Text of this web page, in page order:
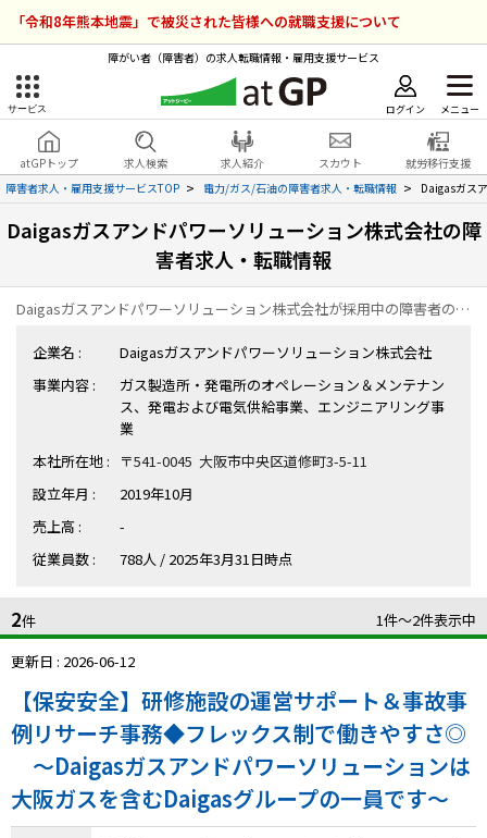
「令和8年熊本地震」で被災された皆様への就職支援について
障がい者（障害者）の求人転職情報・雇用支援サービス
サービス ログイン メニュー
atGPトップ 求人検索 求人紹介 スカウト
就労移行支援
障害者求人・雇用支援サービスTOP
電力/ガス/石油の障害者求人・転職情報 Daigasガス
Daigasガスアンドパワーソリューション株式会社の障
害者求人・転職情報
Daigasガスアンドパワーソリューション株式会社が採用中の障害者の求人・転職情報の一覧ページです。
企業名 :
Daigasガスアンドパワーソリューション株式会社
事業内容 :
ガス製造所・発電所のオペレーション＆メンテナン
ス、発電および電気供給事業、エンジニアリング事
業
本社所在地 :
〒541-0045 大阪市中央区道修町3-5-11
設立年月 :
2019年10月
売上高 :
-
従業員数 :
788人 / 2025年3月31日時点
2件
1件〜2件表示中
更新日 : 2026-06-12
【保安安全】研修施設の運営サポート＆事故事
例リサーチ事務◆フレックス制で働きやすさ◎
～Daigasガスアンドパワーソリューションは
大阪ガスを含むDaigasグループの一員です～
障害者雇用のアットジーピー
サービスラインナップ
就転職支援サービス
障害者専門の就転職支援サービス
障害者アスリート専門の就転職支援サービス
ハイスキルな障害者の転職支援サービス
求人検索・スカウトサービス
障害者専門の求人検索・スカウトサービス
ログイン 会員登録 無料
atGPトップ
各種サービス
求人を検索する
求人を紹介してもらう
スカウトを受ける
就労移行支援サービス
お問い合わせ・よくある質問
お問い合わせ
よくある質問
採用をお考えの企業様はこちら